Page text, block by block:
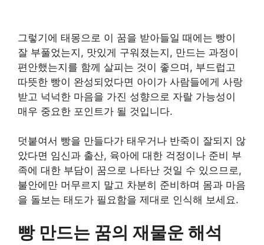
그렇기에 태몽으로 이 꿈을 받아들일 때에는 빵이
잘 부풀었는지, 맛있게 구워졌는지, 만드는 과정이
편안했는지를 함께 살피는 것이 좋으며, 부드럽고
따뜻한 빵이 완성되었다면 아이가 사람들에게 사랑
받고 넉넉한 마음을 가진 성향으로 자랄 가능성이
매우 중요한 포인트가 될 것입니다.
덧붙여서 빵을 만들다가 태우거나 반죽이 잘되지 않
았다면 임신과 출산, 육아에 대한 걱정이나 준비 부
족에 대한 부담이 꿈으로 나타난 것일 수 있으므로,
불안에만 머무르지 말고 차분히 준비하며 몸과 마음
을 돌보는 태도가 필요함을 제대로 인식해 보세요.
빵 만드는 꿈의 재물운 해석